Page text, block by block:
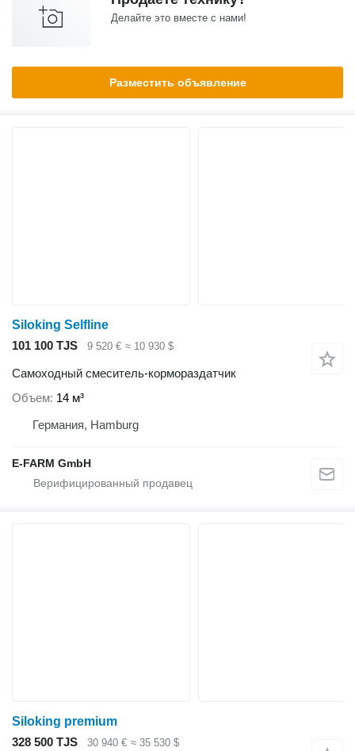
Делайте это вместе с нами!
Разместить объявление
Siloking Selfline
101 100 TJS
9 520 € ≈ 10 930 $
Самоходный смеситель-кормораздатчик
Объем 14 м³
Германия, Hamburg
E-FARM GmbH
Siloking premium
328 500 TJS
30 940 € ≈ 35 530 $